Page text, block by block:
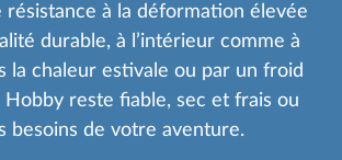
résistance à la déformation élevée
durable, à l’intérieur comme à
la chaleur estivale ou par un froid
Hobby reste fiable, sec et frais ou
besoins de votre aventure.